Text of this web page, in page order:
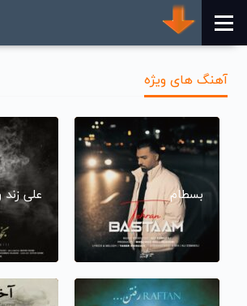
آهنگ های ویژه
بسطام علی